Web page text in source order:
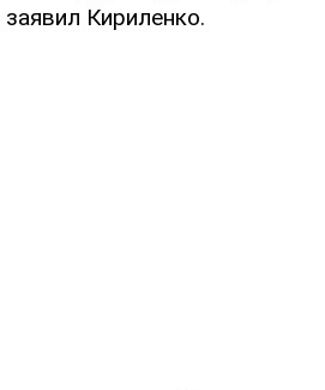
Кириленко.